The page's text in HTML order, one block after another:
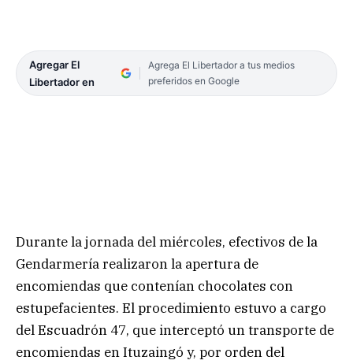
Agregar El
Libertador en
Agrega El Libertador a tus medios
preferidos en Google
Durante la jornada del miércoles, efectivos de la
Gendarmería realizaron la apertura de
encomiendas que contenían chocolates con
estupefacientes. El procedimiento estuvo a cargo
del Escuadrón 47, que interceptó un transporte de
encomiendas en Ituzaingó y, por orden del